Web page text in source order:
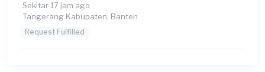
Josua requested Pemasangan AC
Tangerang Kabupaten, Banten
Sekitar 17 jam ago
Tangerang Kabupaten, Banten
Request Fulfilled